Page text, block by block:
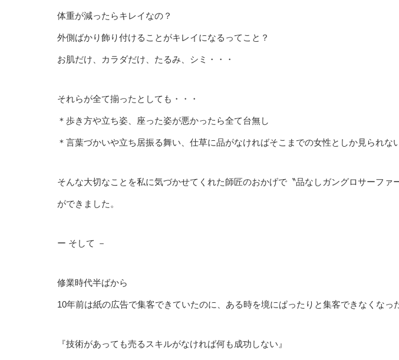
体重が減ったらキレイなの？
外側ばかり飾り付けることがキレイになるってこと？
お肌だけ、カラダだけ、たるみ、シミ・・・
それらが全て揃ったとしても・・・
＊歩き方や立ち姿、座った姿が悪かったら全て台無し
＊言葉づかいや立ち居振る舞い、仕草に品がなければそこまでの女性としか見られな
そんな大切なことを私に気づかせてくれた師匠のおかげで〝品なしガングロサーフ
ができました。
ー そして －
修業時代半ばから
10年前は紙の広告で集客できていたのに、ある時を境にぱったりと集客できなくな
『技術があっても売るスキルがなければ何も成功しない』